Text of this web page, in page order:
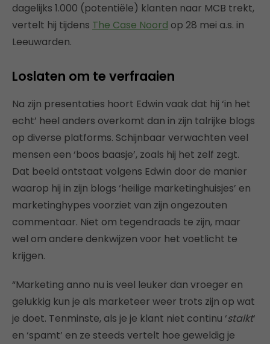
dagelijks 1.000 (potentiële) klanten naar MCB trekt,
vertelt hij tijdens The Case Noord op 28 mei a.s. in
Leeuwarden.
Loslaten om te verfraaien
Na zijn presentaties hoort Edwin vaak dat hij ‘in het
echt’ heel anders overkomt dan in zijn talrijke blogs
op diverse platforms. Schijnbaar verwachten veel
mensen een ‘boos baasje’, zoals hij het zelf zegt.
Dat beeld ontstaat volgens Edwin door de manier
waarop hij in zijn blogs ‘heilige marketinghuisjes’ en
marketinghypes voorziet van zijn ongezouten
commentaar. Niet om tegendraads te zijn, maar
wel om andere denkwijzen voor het voetlicht te
krijgen.
“Marketing anno nu is veel leuker dan vroeger en
gelukkig kun je als marketeer weer trots zijn op wat
je doet. Tenminste, als je je klant niet continu ‘stalkt‘
en ‘spamt’ en ze steeds vertelt hoe geweldig je